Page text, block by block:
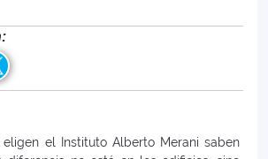
eligen el Instituto Alberto Merani saben